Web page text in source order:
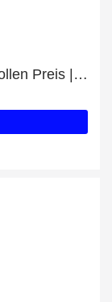
Erhalten Sie 60% Rabatt auf den vollen Preis | 5% Rabatt auf Schwibbogen "Weihnachtlicher Marktplatz"